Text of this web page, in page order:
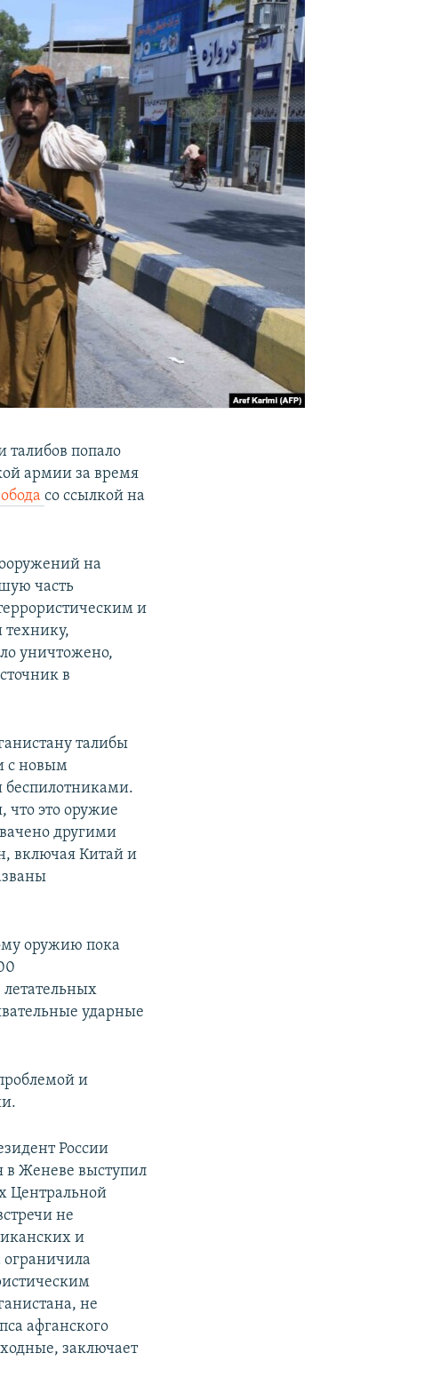
талибов попало
армии за время
со ссылкой на
на
часть
и
уничтожено,
в
талибы
с новым
беспилотниками.
это оружие
другими
включая Китай и
оружию пока
ударные
и
России
в Женеве выступил
Центральной
не
и
не
афганского
заключает